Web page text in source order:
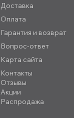
Доставка
Оплата
Гарантия и возврат
Вопрос-ответ
Карта сайта
Контакты
Отзывы
Акции
Распродажа